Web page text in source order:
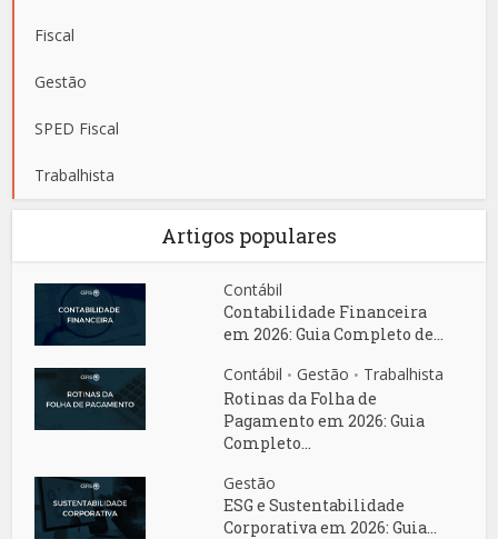
Fiscal
Gestão
SPED Fiscal
Trabalhista
Artigos populares
Contábil
Contabilidade Financeira
em 2026: Guia Completo de...
Contábil • Gestão • Trabalhista
Rotinas da Folha de
Pagamento em 2026: Guia
Completo...
Gestão
ESG e Sustentabilidade
Corporativa em 2026: Guia...